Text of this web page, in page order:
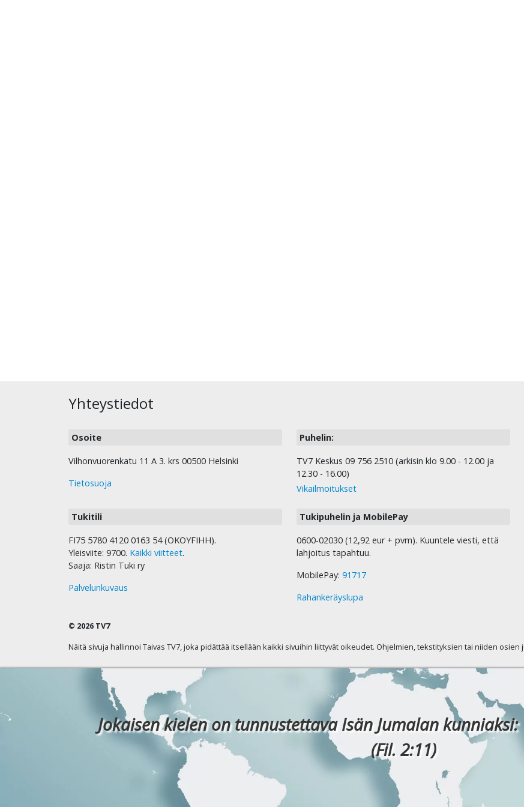
Yhteystiedot
Osoite
Vilhonvuorenkatu 11 A 3. krs 00500 Helsinki
Tietosuoja
Puhelin:
TV7 Keskus 09 756 2510 (arkisin klo 9.00 - 12.00 ja
12.30 - 16.00)
Vikailmoitukset
Tukitili
FI75 5780 4120 0163 54 (OKOYFIHH).
Yleisviite: 9700. Kaikki viitteet.
Saaja: Ristin Tuki ry
Palvelunkuvaus
Tukipuhelin ja MobilePay
0600-02030 (12,92 eur + pvm). Kuuntele viesti, että
lahjoitus tapahtuu.
MobilePay: 91717
Rahankeräyslupa
© 2026 TV7
Näitä sivuja hallinnoi Taivas TV7, joka pidättää itsellään kaikki sivuihin liittyvät oikeudet. Ohjelmien, tekstityksien tai niiden
Jokaisen kielen on tunnustettava Isän Jumalan kunniaksi:
(Fil. 2:11)